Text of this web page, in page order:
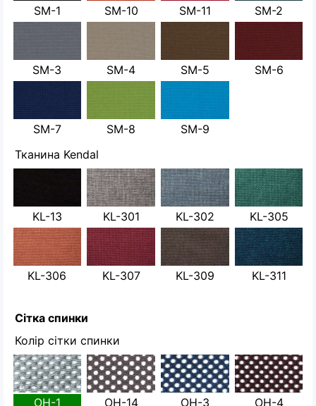
SM-1 SM-10 SM-11 SM-2
SM-3 SM-4 SM-5 SM-6
SM-7 SM-8
SM-9
Тканина Kendal
KL-13 KL-301 KL-302 KL-305
KL-306 KL-307 KL-309 KL-311
Сітка спинки
Колір сітки спинки
OH-1 OH-14 OH-3 OH-4